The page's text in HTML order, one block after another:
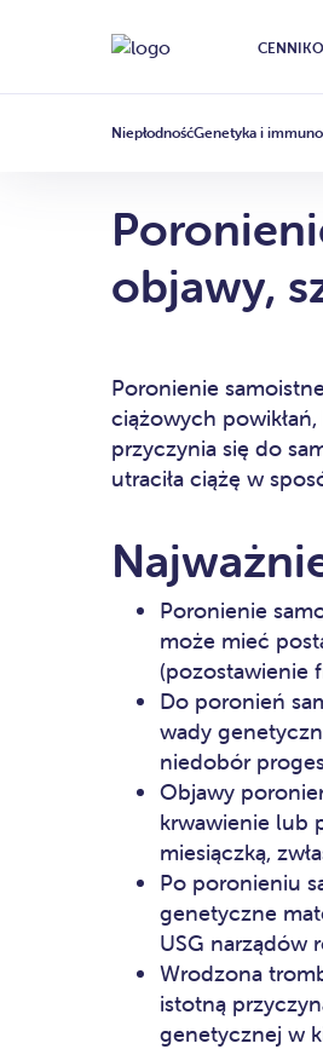
CENNIK
NiepłodnośćGenetyka i
objawy,
Poronienie
ciążowych
przyczynia się do
utraciła ciążę w
Poronienie
może mieć
(pozostawienie
Do poronień
wady
niedobór
Objawy
krwawienie lub
miesiączką,
Po poronieniu
genetyczne
USG narządów
Wrodzona
istotną
genetycznej w